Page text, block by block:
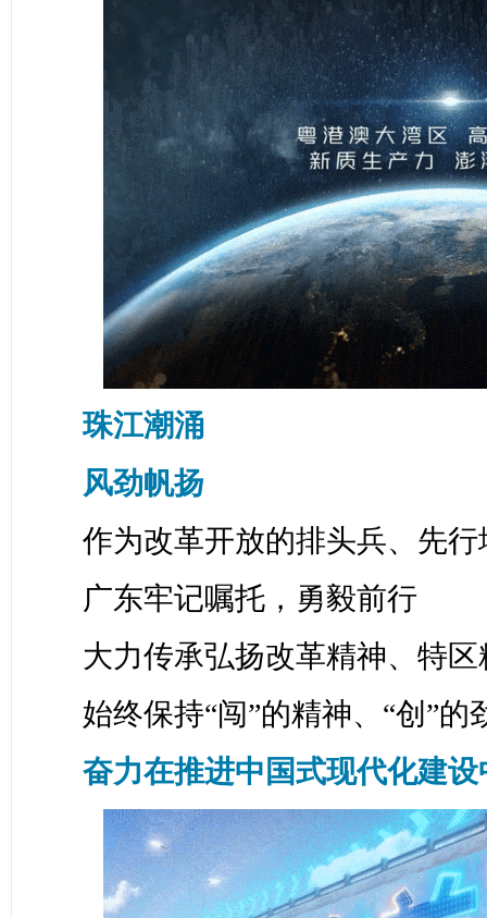
珠江潮涌
风劲帆扬
作为改革开放的排头兵、先
广东牢记嘱托，勇毅前行
大力传承弘扬改革精神、特区
始终保持“闯”的精神、“创”的
奋力在推进中国式现代化建